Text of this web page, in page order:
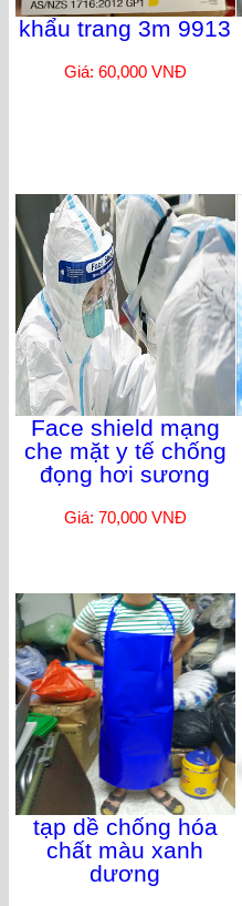
khẩu trang 3m 9913
Giá: 60,000 VNĐ
Face shield mạng
che mặt y tế chống
đọng hơi sương
Giá: 70,000 VNĐ
tạp dề chống hóa
chất màu xanh
dương